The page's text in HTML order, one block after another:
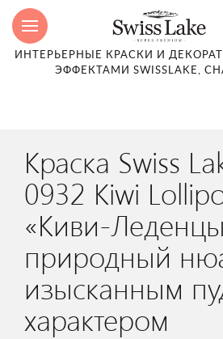
ИНТЕРЬЕРНЫЕ КРАСКИ И
ЭФФЕКТАМИ SWISSLAKE,
Краска Swiss
0932 Kiwi
«Киви-
природный
изысканным
характером